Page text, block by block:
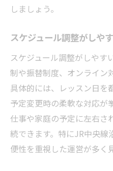
継続しやすいピア
無理なく続くピアノ
ピアノ教室通い
夫
忙しい毎日でも
び方
親子で楽しめる
立て方
モチベーションが
しましょう。
スケジュール調整がしや
スケジュール調整がしやす
制や振替制度、オンライン
具体的には、レッスン日を
予定変更時の柔軟な対応が
仕事や家庭の予定に左右さ
続できます。特にJR中央線
便性を重視した運営が多く